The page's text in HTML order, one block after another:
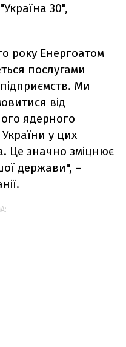
30",
року Енергоатом
послугами
підприємств. Ми
від
ядерного
у цих
Це значно зміцнює
держави", –